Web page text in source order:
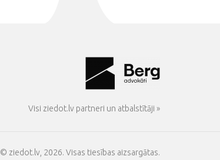
Visi ziedot.lv partneri un atbalstītāji »
© ziedot.lv, 2026. Visas tiesības aizsargātas.